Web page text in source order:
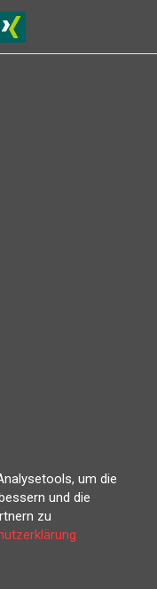
um die
und die
zu